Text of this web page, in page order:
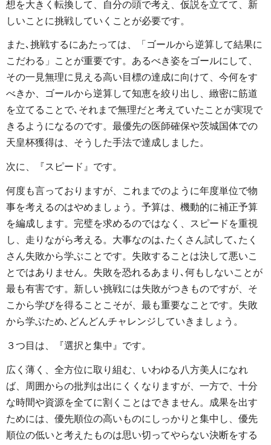
想を大きく転換して、自分の頭で考え、仮説を立てて、新
しいことに挑戦していくことが必要です。
また､挑戦するにあたっては、「ゴールから逆算して結果に
こだわる」ことが重要です。あるべき姿をゴールにして、
その一見無理に見える高い目標の達成に向けて、今何をす
べきか、ゴールから逆算して知恵を絞り出し、緻密に筋道
を立てることで､それまで無理だと考えていたことが実現で
きるようになるのです。最優先の医師確保や茨城国体での
天皇杯獲得は、そうした手法で達成しました。
次に、『スピード』です。
何度も言っておりますが、これまでのように年度単位で物
事を考えるのはやめましょう。予算は、機動的に補正予算
を編成します。完璧を求めるのではなく、スピードを重視
し、走りながら考える。大事なのは､たくさん試して､たく
さん失敗から学ぶことです。失敗することは決して悪いこ
とではありません。失敗を恐れるあまり､何もしないことが
最も有害です。新しい挑戦には失敗がつきものですが、そ
こから学びを得ることこそが、最も重要なことです。失敗
から学ぶため､どんどんチャレンジしていきましょう。
３つ目は、『選択と集中』です。
広く薄く、全方位に取り組む、いわゆる八方美人になれ
ば、周囲からの批判は出にくくなりますが、一方で、十分
な時間や資源を全てに割くことはできません。成果を出す
ためには、優先順位の高いものにしっかりと集中し、優先
順位の低いと考えたものは思い切ってやらない決断をする